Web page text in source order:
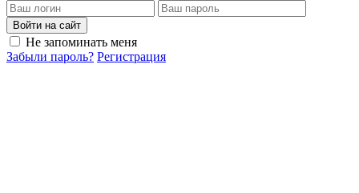
Войти на сайт
Не запоминать меня
Забыли пароль? Регистрация